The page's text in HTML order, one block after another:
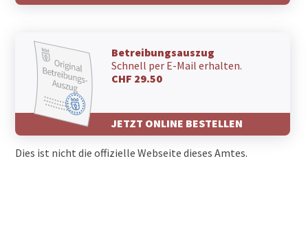
Betreibungsauszug
Schnell per E-Mail erhalten.
CHF 29.50
JETZT ONLINE BESTELLEN
Dies ist nicht die offizielle Webseite dieses Amtes.